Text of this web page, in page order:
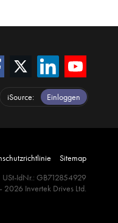
iSource Einloggen
Sitemap
IdNr.: GB712854929
Invertek Drives Ltd.